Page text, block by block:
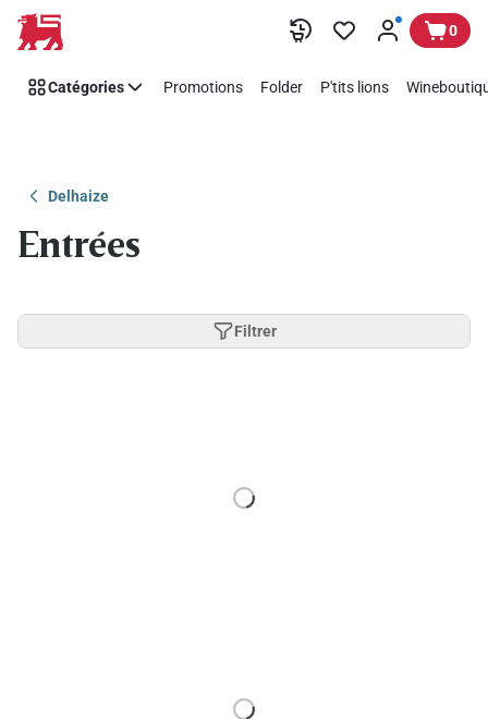
Passer 0
Catégories Promotions Folder P'tits lions
Delhaize
Entrées
Filtrer